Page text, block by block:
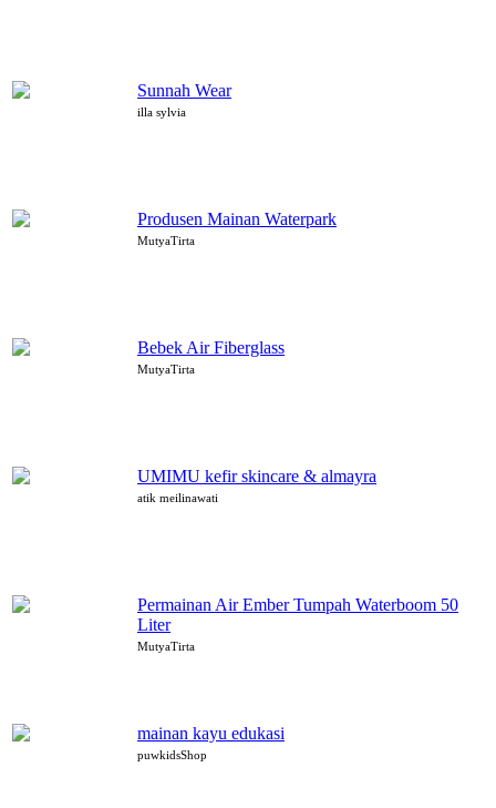
Sunnah Wear
illa sylvia
Produsen Mainan Waterpark
MutyaTirta
Bebek Air Fiberglass
MutyaTirta
UMIMU kefir skincare & almayra
atik meilinawati
Permainan Air Ember Tumpah Waterboom 50
Liter
MutyaTirta
mainan kayu edukasi
puwkidsShop